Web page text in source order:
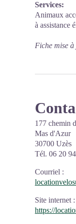
Services:
Animaux
à assistance
Fiche mise
177 chemin
Mas d'Azur
30700 Uzès
Tél. 06 20
Courriel :
Site internet :
https://